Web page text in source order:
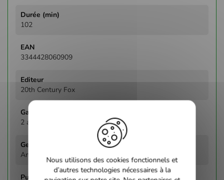
102
3344428060909
20th Century Fox
2 ans
Animation
Nous utilisons des cookies fonctionnels et
d’autres technologies nécessaires à la